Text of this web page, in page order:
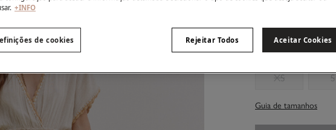
Tamanho:
XS
S
Guia de tamanhos
+INFO
Rejeitar Todos Aceitar Cookies
de cookies